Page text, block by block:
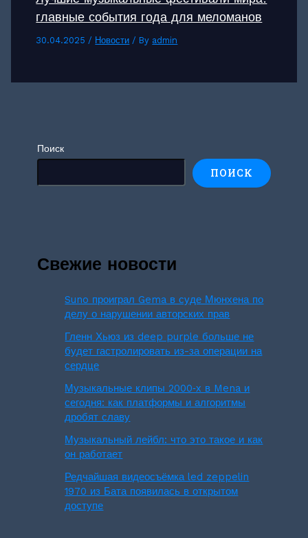
главные события года для меломанов
30.04.2025 / Новости / By admin
Поиск
ПОИСК
Свежие новости
Suno проиграл Gema в суде Мюнхена по
делу о нарушении авторских прав
Гленн Хьюз из deep purple больше не
будет гастролировать из-за операции на
сердце
Музыкальные клипы 2000‑х в Mena и
сегодня: как платформы и алгоритмы
дробят славу
Музыкальный лейбл: что это такое и как
он работает
Редчайшая видеосъёмка led zeppelin
1970 из Бата появилась в открытом
доступе